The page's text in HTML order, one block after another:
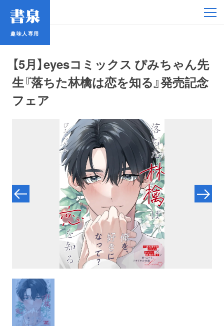
趣味人専用
【5月】eyesコミックス ぴみちゃん先
生『落ちた林檎は恋を知る』発売記念
フェア
趣味人専用
鉄道・バス
コミック・ラノベ
プロレス
コンピューター
ミリタリー